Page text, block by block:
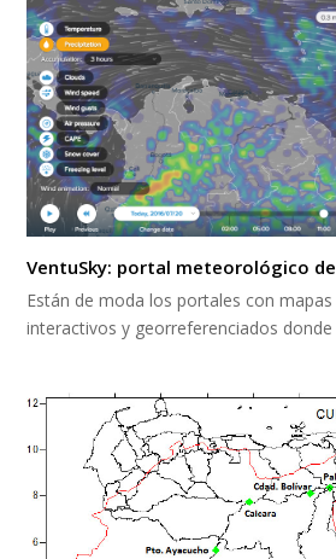
VentuSky: portal meteorológico
Están de moda los portales con
interactivos y georreferenciados